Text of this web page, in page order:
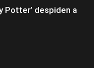
Potter’ despiden a